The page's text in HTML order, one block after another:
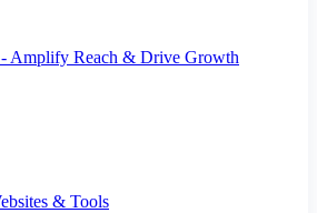
Amplify Reach & Drive Growth
& Tools